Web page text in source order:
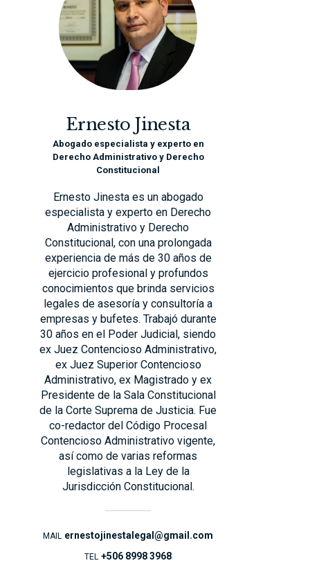
Ernesto Jinesta
Abogado especialista y experto en
Derecho Administrativo y Derecho
Constitucional
Ernesto Jinesta es un abogado
especialista y experto en Derecho
Administrativo y Derecho
Constitucional, con una prolongada
experiencia de más de 30 años de
ejercicio profesional y profundos
conocimientos que brinda servicios
legales de asesoría y consultoría a
empresas y bufetes. Trabajó durante
30 años en el Poder Judicial, siendo
ex Juez Contencioso Administrativo,
ex Juez Superior Contencioso
Administrativo, ex Magistrado y ex
Presidente de la Sala Constitucional
de la Corte Suprema de Justicia. Fue
co-redactor del Código Procesal
Contencioso Administrativo vigente,
así como de varias reformas
legislativas a la Ley de la
Jurisdicción Constitucional.
MAIL ernestojinestalegal@gmail.com
TEL +506 8998 3968